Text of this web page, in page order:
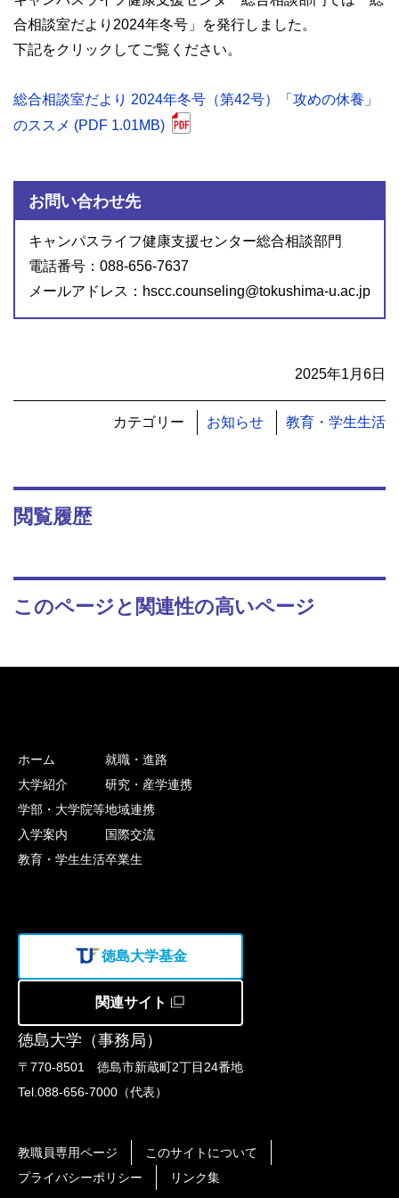
合相談室だより2024年冬号」を発行しました。
下記をクリックしてご覧ください。
総合相談室だより 2024年冬号（第42号）「攻めの休養」
のススメ (PDF 1.01MB)
お問い合わせ先
キャンパスライフ健康支援センター総合相談部門
電話番号：088-656-7637
メールアドレス：hscc.counseling@tokushima-u.ac.jp
2025年1月6日
カテゴリー お知らせ 教育・学生生活
閲覧履歴
このページと関連性の高いページ
徳島大学（事務局）
〒770-8501 徳島市新蔵町2丁目24番地
Tel.088-656-7000（代表）
ホーム
大学紹介
学部・大学院等
入学案内
教育・学生生活
就職・進路
研究・産学連携
地域連携
国際交流
卒業生
徳島大学基金
関連サイト
教職員専用ページ
このサイトについて
プライバシーポリシー
リンク集